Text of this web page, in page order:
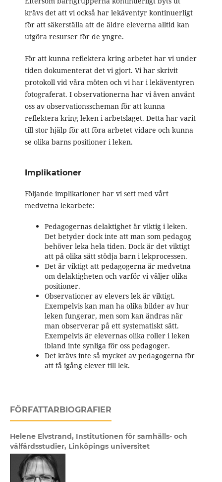
krävs det att vi också har lekäventyr kontinuerligt
för att säkerställa att de äldre eleverna alltid kan
utgöra resurser för de yngre.
För att kunna reflektera kring arbetet har vi under
tiden dokumenterat det vi gjort. Vi har skrivit
protokoll vid våra möten och vi har i lekäventyren
fotograferat. I observationerna har vi även använt
oss av observationsscheman för att kunna
reflektera kring leken i arbetslaget. Detta har varit
till stor hjälp för att föra arbetet vidare och kunna
se olika barns positioner i leken.
Implikationer
Följande implikationer har vi sett med vårt
medvetna lekarbete:
Pedagogernas delaktighet är viktig i leken.
Det betyder dock inte att man som pedagog
behöver leka hela tiden. Dock är det viktigt
att på olika sätt stödja barn i lekprocessen.
Det är viktigt att pedagogerna är medvetna
om delaktigheten och varför vi väljer olika
positioner.
Observationer av elevers lek är viktigt.
Exempelvis kan man ha olika bilder av hur
leken fungerar, men som kan ändras när
man observerar på ett systematiskt sätt.
Exempelvis är elevernas olika roller i leken
ibland inte synliga för oss pedagoger.
Det krävs inte så mycket av pedagogerna för
att få igång elever till lek.
FÖRFATTARBIOGRAFIER
Helene Elvstrand, Institutionen för samhälls- och
välfärdsstudier, Linköpings universitet